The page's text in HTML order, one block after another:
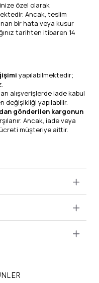
özel olarak
Ancak, teslim
bir hata veya kusur
tarihten itibaren 14
yapılabilmektedir;
alışverişlerde iade kabul
değişikliği yapılabilir.
gönderilen kargonun
Ancak, iade veya
müşteriye aittir.